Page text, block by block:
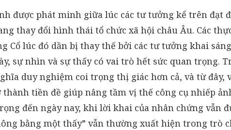
được phát minh giữa lúc các tư tưởng kể trên đạt
thay đổi hình thái tổ chức xã hội châu Âu. Các
Cổ lúc đó dần bị thay thế bởi các tư tưởng khai
sự nhìn và sự thấy có vai trò hết sức quan trọng.
duy nghiệm coi trọng thị giác hơn cả, và từ đây,
tiền đề giúp nâng tầm vị thế công cụ nhiếp
đến ngày nay, khi lời khai của nhân chứng vẫn
bằng một thấy” vẫn thường xuất hiện trong trò